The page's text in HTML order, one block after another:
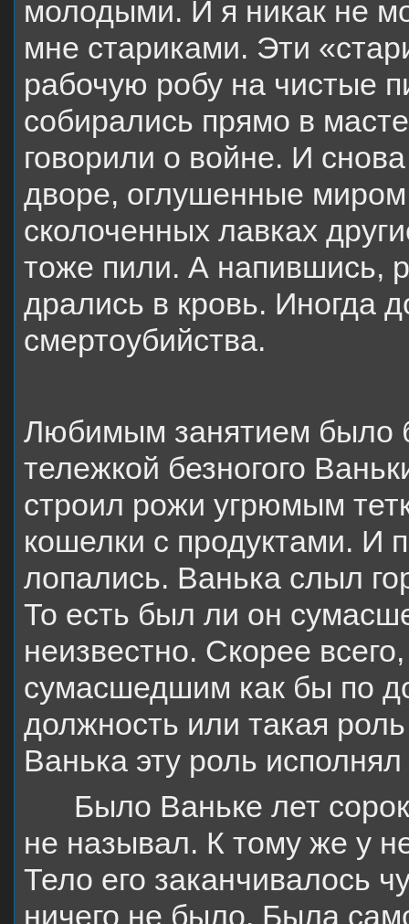
молодыми. И я никак не
мне стариками. Эти
рабочую робу на чистые
собирались прямо в
говорили о войне. И
дворе, оглушенные
сколоченных лавках
тоже пили. А напившись,
дрались в кровь. Иногда
смертоубийства.
Любимым занятием было
тележкой безногого
строил рожи угрюмым
кошелки с продуктами. И
лопались. Ванька слыл
То есть был ли он
неизвестно. Скорее
сумасшедшим как бы по
должность или такая
Ванька эту роль
Было Ваньке лет
не называл. К тому же у
Тело его заканчивалось
ничего не было. Была